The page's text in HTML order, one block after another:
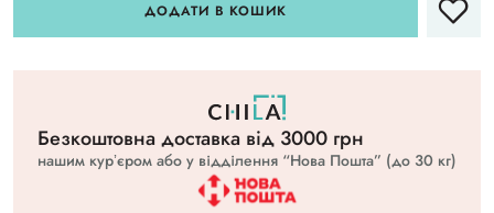
ДОДАТИ В КОШИК
Безкоштовна доставка вiд 3000 грн
нашим курʼєром або у відділення “Нова Пошта” (до 30 кг)